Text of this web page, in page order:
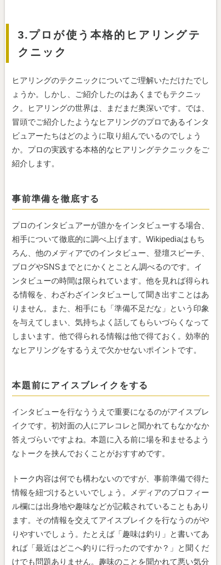
3.プロが使う本格的ヒアリングテ
クニック
ヒアリングのテクニックについてご理解いただけたでし
ょうか。しかし、ご紹介したのはあくまでもテクニッ
ク。ヒアリングの世界は、まだまだ奥深いです。では、
冒頭でご紹介したようなヒアリングのプロであるインタ
ビュアーたちはどのように取り組んでいるのでしょう
か。プロの実践する本格的なヒアリングテクニックをご
紹介します。
事前準備を徹底する
プロのインタビュアーが誰かをインタビューする場合、
相手について徹底的に調べ上げます。Wikipediaはもち
ろん、他のメディアでのインタビュー、登壇スピーチ、
ブログやSNSまでとにかくとことん調べるのです。イ
ンタビューの時間は限られています。他を見れば得られ
る情報を、わざわざインタビューして聞き出すことはあ
りません。また、相手にも「準備不足だな」という印象
を与えてしまい、気持ちよく話してもらいづらくなって
しまいます。他で得られる情報は他で得ておく。効率的
なヒアリングをするうえで欠かせないポイントです。
本題前にアイスブレイクをする
インタビューを行なううえで重要になるのがアイスブレ
イクです。初対面の人にアレコレと聞かれてもなかなか
答えづらいですよね。本題に入る前に場を和ませるよう
なトークを挟んでおくことがおすすめです。
トーク内容は何でも構わないのですが、事前準備で得た
情報を紐づけるといいでしょう。メディアのプロフィー
ル欄には出身地や趣味などが記載されていることもあり
ます。その情報を交えてアイスブレイクを行なうのがや
りやすいでしょう。たとえば「趣味は釣り」と書いてあ
れば「最近はどこへ釣りに行ったのですか？」と聞くだ
けでも問題ありません。趣味のことを聞かれて悪い気分